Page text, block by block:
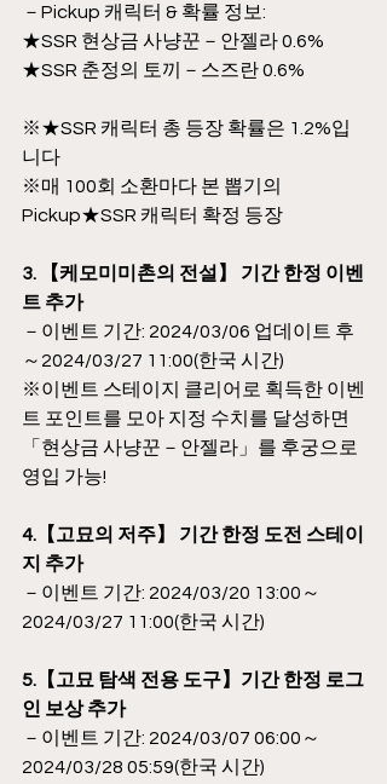
－Pickup 캐릭터 & 확률 정보:
★SSR 현상금 사냥꾼－안젤라 0.6%
★SSR 춘정의 토끼－스즈란 0.6%
※★SSR 캐릭터 총 등장 확률은 1.2%입
니다
※매 100회 소환마다 본 뽑기의
Pickup★SSR 캐릭터 확정 등장
3. 【케모미미촌의 전설】 기간 한정 이벤
트 추가
－이벤트 기간: 2024/03/06 업데이트 후
～2024/03/27 11:00(한국 시간)
※이벤트 스테이지 클리어로 획득한 이벤
트 포인트를 모아 지정 수치를 달성하면
「현상금 사냥꾼－안젤라」를 후궁으로
영입 가능!
4.【고묘의 저주】 기간 한정 도전 스테이
지 추가
－이벤트 기간: 2024/03/20 13:00～
2024/03/27 11:00(한국 시간)
5.【고묘 탐색 전용 도구】기간 한정 로그
인 보상 추가
－이벤트 기간: 2024/03/07 06:00～
2024/03/28 05:59(한국 시간)